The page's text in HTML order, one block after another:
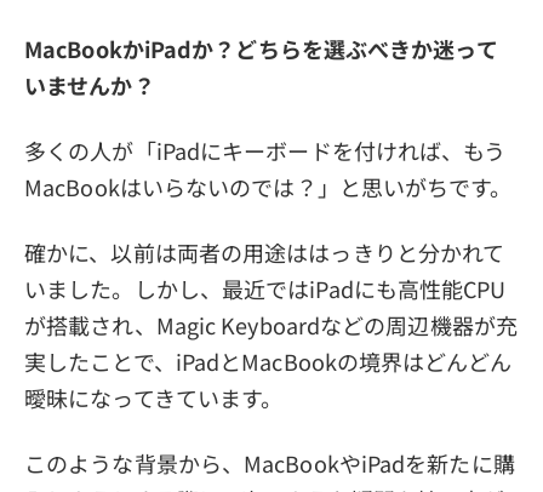
MacBookかiPadか？どちらを選ぶべきか迷って
いませんか？
多くの人が「iPadにキーボードを付ければ、もう
MacBookはいらないのでは？」と思いがちです。
確かに、以前は両者の用途ははっきりと分かれて
いました。しかし、最近ではiPadにも高性能CPU
が搭載され、Magic Keyboardなどの周辺機器が充
実したことで、iPadとMacBookの境界はどんどん
曖昧になってきています。
このような背景から、MacBookやiPadを新たに購